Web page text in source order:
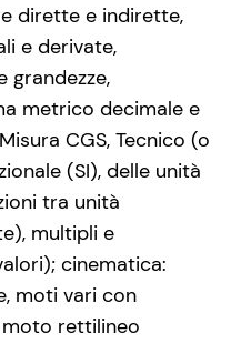
dirette e indirette,
e derivate,
grandezze,
metrico decimale e
CGS, Tecnico (o
(SI), delle unità
tra unità
multipli e
cinematica:
moti vari con
rettilineo